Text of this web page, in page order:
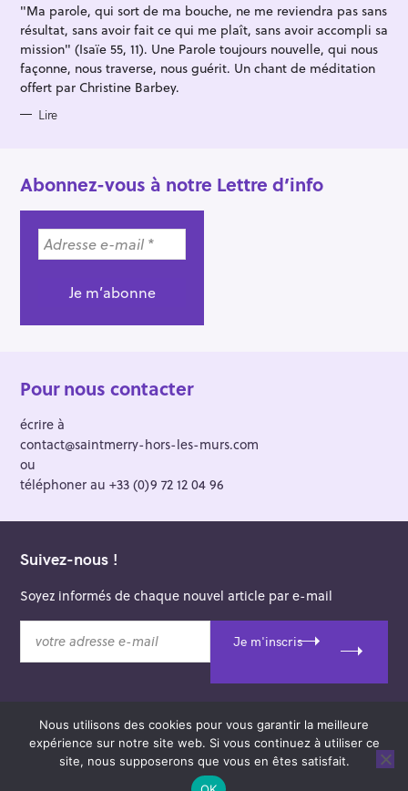
E
"Ma parole, qui sort de ma bouche, ne me reviendra pas sans
résultat, sans avoir fait ce qui me plaît, sans avoir accompli sa
mission" (Isaïe 55, 11). Une Parole toujours nouvelle, qui nous
façonne, nous traverse, nous guérit. Un chant de méditation
offert par Christine Barbey.
Lire
Abonnez-vous à notre Lettre d’info
Pour nous contacter
écrire à
contact@saintmerry-hors-les-murs.com
ou
téléphoner au +33 (0)9 72 12 04 96
Suivez-nous !
Soyez informés de chaque nouvel article par e-mail
t
Je m'inscris
© 2026 Saint-Merry Hors-les-Murs.
Theme: Felt byPixelgrade.
Nous utilisons des cookies pour vous garantir la meilleure
expérience sur notre site web. Si vous continuez à utiliser ce
site, nous supposerons que vous en êtes satisfait.